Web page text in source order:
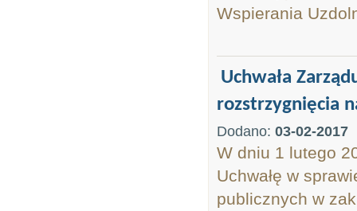
Wspierania
Uchwała
rozstrzygnięcia
Dodano: 03-02-2017
W dniu 1 lutego
Uchwałę w
publicznych w